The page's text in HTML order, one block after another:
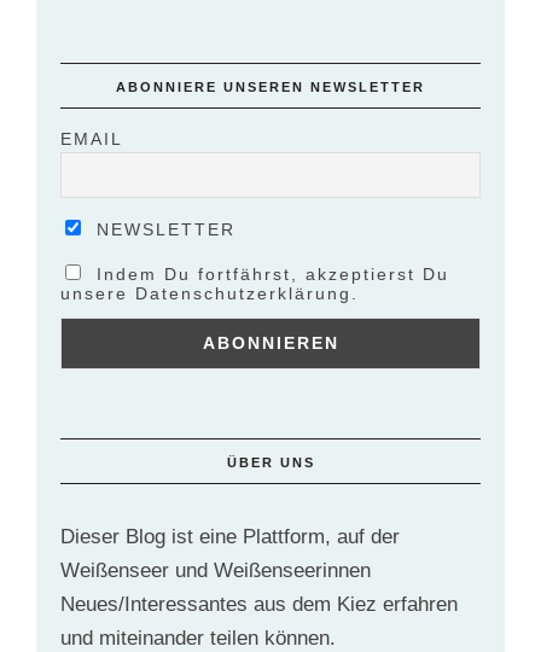
ABONNIERE UNSEREN NEWSLETTER
EMAIL
NEWSLETTER
Indem Du fortfährst, akzeptierst Du
unsere Datenschutzerklärung.
ÜBER UNS
Dieser Blog ist eine Plattform, auf der
Weißenseer und Weißenseerinnen
Neues/Interessantes aus dem Kiez erfahren
und miteinander teilen können.